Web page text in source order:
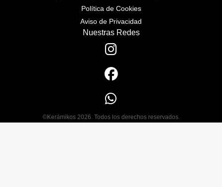
Política de Cookies
Aviso de Privacidad
Nuestras Redes
©Kerámikos 2026. Todos los derechos reservados.